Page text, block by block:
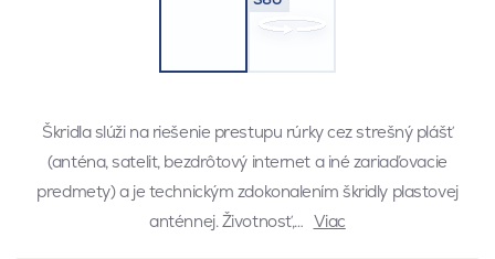
Škridla slúži na riešenie prestupu rúrky cez strešný plášť
(anténa, satelit, bezdrôtový internet a iné zariaďovacie
predmety) a je technickým zdokonalením škridly plastovej
anténnej. Životnosť,… Viac